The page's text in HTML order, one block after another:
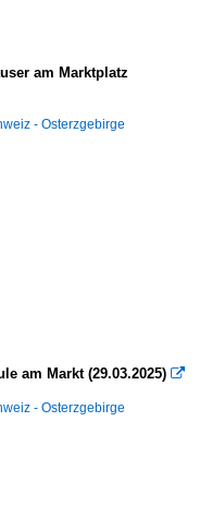
am Marktplatz
- Osterzgebirge
am Markt (29.03.2025) 
- Osterzgebirge